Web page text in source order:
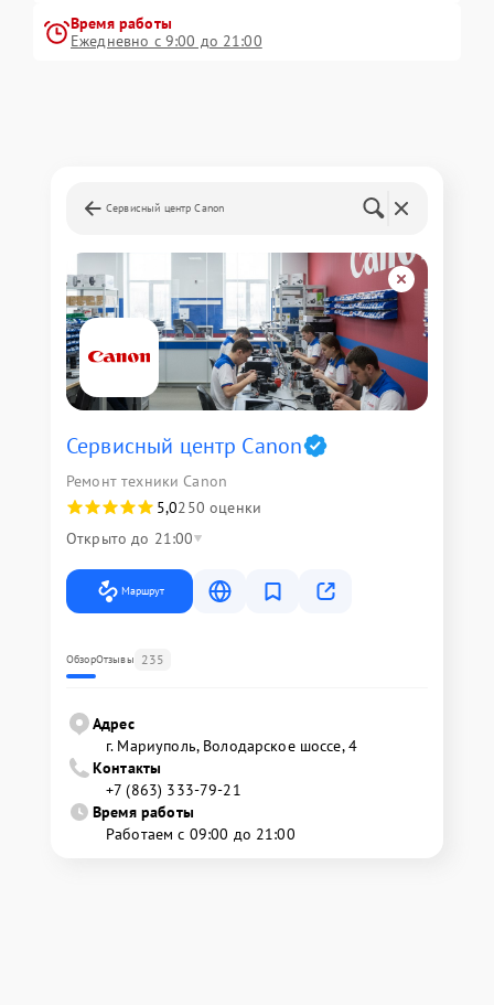
Время работы
Ежедневно с 9:00 до 21:00
Сервисный центр Canon
Сервисный центр Canon
Ремонт техники Canon
5,0250 оценки
Открыто до 21:00
Маршрут
ОбзорОтзывы 235
Адрес
г. Мариуполь, Володарское шоссе, 4
Контакты
+7 (863) 333-79-21
Время работы
Работаем с 09:00 до 21:00